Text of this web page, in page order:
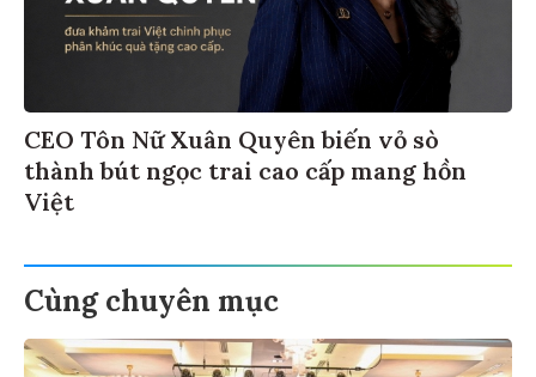
CEO Tôn Nữ Xuân Quyên biến vỏ sò
thành bút ngọc trai cao cấp mang hồn
Việt
Cùng chuyên mục